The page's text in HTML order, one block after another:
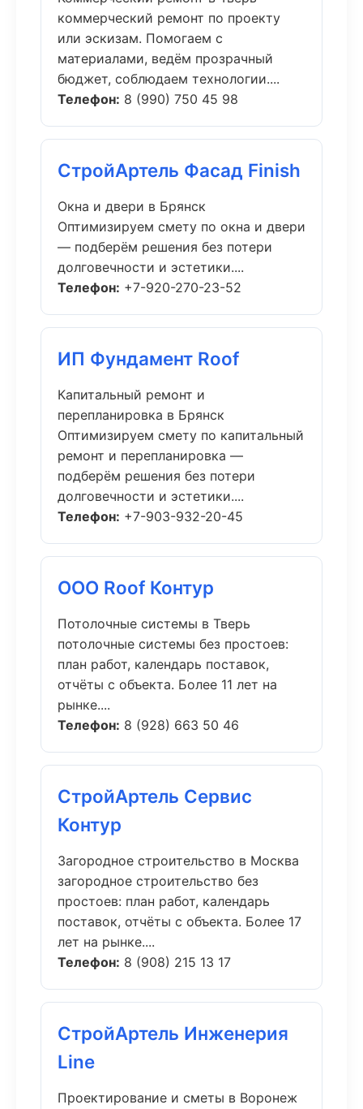
коммерческий ремонт по проекту
или эскизам. Помогаем с
материалами, ведём прозрачный
бюджет, соблюдаем технологии....
Телефон: 8 (990) 750 45 98
СтройАртель Фасад Finish
Окна и двери в Брянск
Оптимизируем смету по окна и двери
— подберём решения без потери
долговечности и эстетики....
Телефон: +7-920-270-23-52
ИП Фундамент Roof
Капитальный ремонт и
перепланировка в Брянск
Оптимизируем смету по капитальный
ремонт и перепланировка —
подберём решения без потери
долговечности и эстетики....
Телефон: +7-903-932-20-45
ООО Roof Контур
Потолочные системы в Тверь
потолочные системы без простоев:
план работ, календарь поставок,
отчёты с объекта. Более 11 лет на
рынке....
Телефон: 8 (928) 663 50 46
СтройАртель Сервис
Контур
Загородное строительство в Москва
загородное строительство без
простоев: план работ, календарь
поставок, отчёты с объекта. Более 17
лет на рынке....
Телефон: 8 (908) 215 13 17
СтройАртель Инженерия
Line
Проектирование и сметы в Воронеж